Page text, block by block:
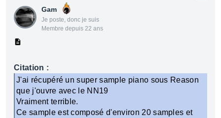
Gam
Je poste, donc je suis
Membre depuis 22 ans
Citation :
J'ai récupéré un super sample piano sous Reason
que j'ouvre avec le NN19
Vraiment terrible.
Ce sample est composé d'environ 20 samples et